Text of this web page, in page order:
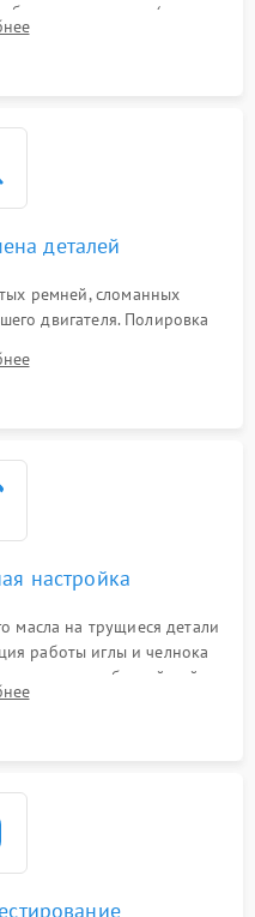
блока управления (для
и механизма
деталей
ремней, сломанных
двигателя. Полировка
заусенцев.
и пайка элементов на
настройка
масла на трущиеся детали
работы иглы и челнока
высоты зубчатой рейки,
натяжителей верхней